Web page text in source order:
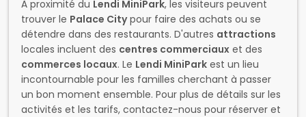
À proximité du Lendi MiniPark, les visiteurs peuvent
trouver le Palace Citypour faire des achats ou se
détendre dans des restaurants. D'autres attractions
locales incluent des centres commerciaux et des
commerces locaux. Le Lendi MiniPark est un lieu
incontournable pour les familles cherchant à passer
un bon moment ensemble. Pour plus de détails sur les
activités et les tarifs, contactez-nous pour réserver et